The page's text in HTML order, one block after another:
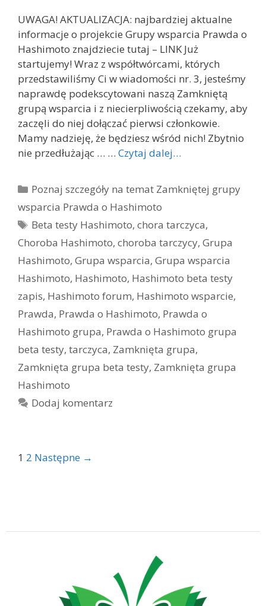
UWAGA! AKTUALIZACJA: najbardziej aktualne
informacje o projekcie Grupy wsparcia Prawda o
Hashimoto znajdziecie tutaj – LINK Już
startujemy! Wraz z współtwórcami, których
przedstawiliśmy Ci w wiadomości nr. 3, jesteśmy
naprawdę podekscytowani naszą Zamkniętą
grupą wsparcia i z niecierpliwością czekamy, aby
zaczęli do niej dołączać pierwsi członkowie.
Mamy nadzieję, że będziesz wśród nich! Zbytnio
nie przedłużając … … Czytaj dalej…
Kategorie
Poznaj szczegóły na temat Zamkniętej grupy
wsparcia Prawda o Hashimoto
Tagi
Beta testy Hashimoto,chora tarczyca,
Choroba Hashimoto, choroba tarczycy, Grupa
Hashimoto, Grupa wsparcia, Grupa wsparcia
Hashimoto, Hashimoto, Hashimoto beta testy
zapis, Hashimoto forum, Hashimoto wsparcie,
Prawda, Prawda o Hashimoto, Prawda o
Hashimoto grupa, Prawda o Hashimoto grupa
beta testy, tarczyca, Zamknięta grupa,
Zamknięta grupa beta testy, Zamknięta grupa
Hashimoto
Dodaj komentarz
Zobacz
1 2 Następne →